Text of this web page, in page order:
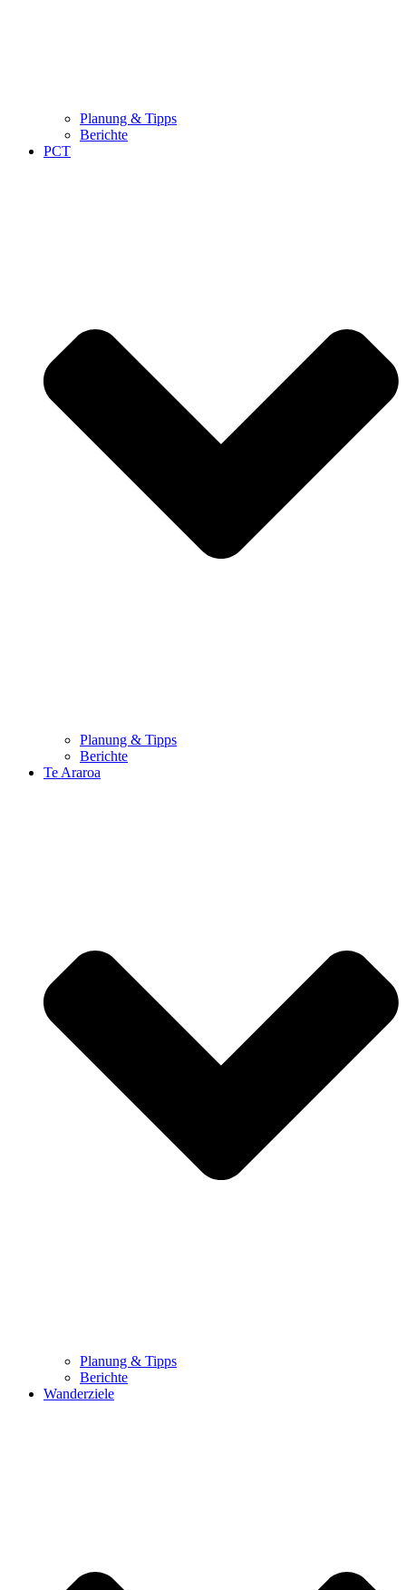
Planung & Tipps
Berichte
PCT
Planung & Tipps
Berichte
Te Araroa
Planung & Tipps
Berichte
Wanderziele